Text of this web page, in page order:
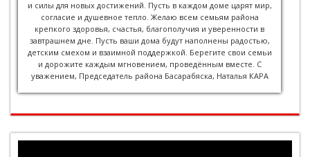
и силы для новых достижений. Пусть в каждом доме царят мир,
согласие и душевное тепло. Желаю всем семьям района
крепкого здоровья, счастья, благополучия и уверенности в
завтрашнем дне. Пусть ваши дома будут наполнены радостью,
детским смехом и взаимной поддержкой. Берегите свои семьи
и дорожите каждым мгновением, проведённым вместе. С
уважением, Председатель района Басарабяска, Наталья КАРА